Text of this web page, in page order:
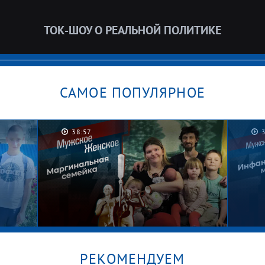
ТОК-ШОУ О РЕАЛЬНОЙ ПОЛИТИКЕ
САМОЕ ПОПУЛЯРНОЕ
38:57
РЕКОМЕНДУЕМ